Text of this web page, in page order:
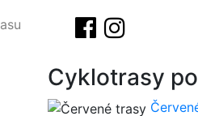
Cyklotrasy